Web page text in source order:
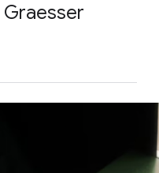
Graesser